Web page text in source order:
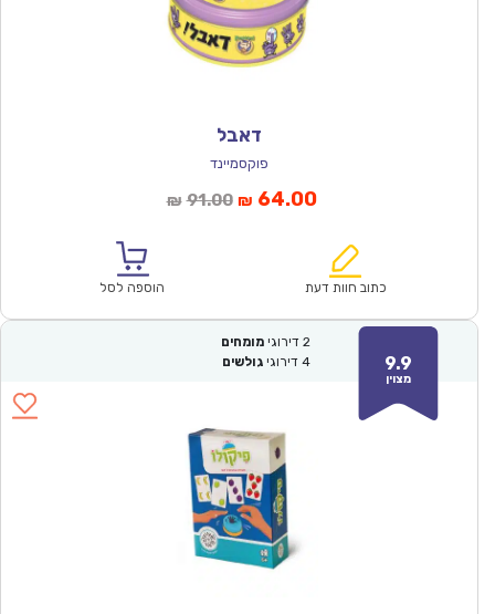
דאבל
פוקסמיינד
₪ 91.00המחיר
₪91.00.
₪ 64.00המחיר
הוא:
כתוב חוות דעת הוספה לסל
9.9
מצוין
2 דירוגי מומחים
4 דירוגי גולשים